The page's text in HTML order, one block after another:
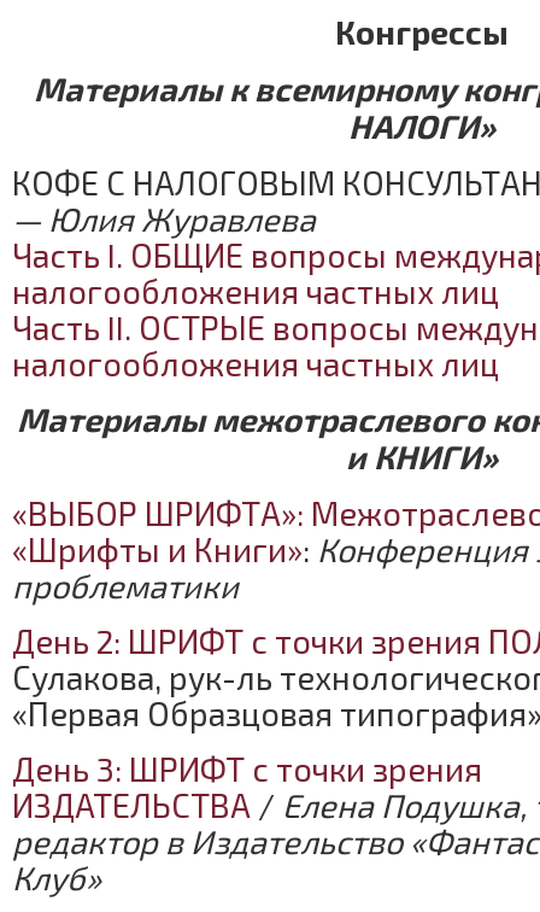
Конгрессы
Материалы к всемирному
НАЛОГИ»
КОФЕ С НАЛОГОВЫМ
— Юлия Журавлева
Часть I. ОБЩИЕ вопросы
налогообложения частных лиц
Часть II. ОСТРЫЕ вопросы
налогообложения частных лиц
Материалы межотраслевого
и КНИГИ»
«ВЫБОР ШРИФТА»:
«Шрифты и Книги»: Конференция
проблематики
День 2: ШРИФТ с точки зрения
Сулакова, рук-ль
«Первая Образцовая
День 3: ШРИФТ с точки зрения
ИЗДАТЕЛЬСТВА / Елена Подушка,
редактор в Издательство
Клуб»